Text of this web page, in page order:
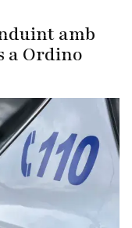
amb
a Ordino